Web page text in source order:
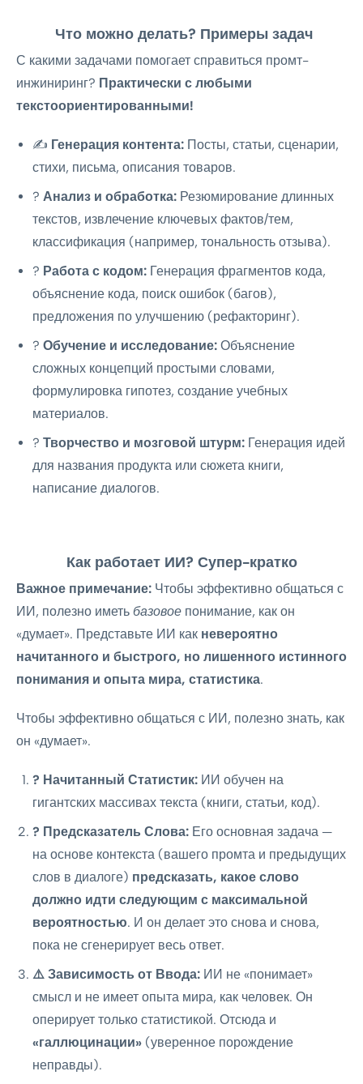
Что можно делать? Примеры задач
С какими задачами помогает справиться промт-
инжиниринг? Практически с любыми
текстоориентированными!
✍️ Генерация контента: Посты, статьи, сценарии,
стихи, письма, описания товаров.
? Анализ и обработка: Резюмирование длинных
текстов, извлечение ключевых фактов/тем,
классификация (например, тональность отзыва).
? Работа с кодом: Генерация фрагментов кода,
объяснение кода, поиск ошибок (багов),
предложения по улучшению (рефакторинг).
? Обучение и исследование: Объяснение
сложных концепций простыми словами,
формулировка гипотез, создание учебных
материалов.
? Творчество и мозговой штурм: Генерация идей
для названия продукта или сюжета книги,
написание диалогов.
Как работает ИИ? Супер-кратко
Важное примечание: Чтобы эффективно общаться с
ИИ, полезно иметь базовое понимание, как он
«думает». Представьте ИИ как невероятно
начитанного и быстрого, но лишенного истинного
понимания и опыта мира, статистика.
Чтобы эффективно общаться с ИИ, полезно знать, как
он «думает».
? Начитанный Статистик: ИИ обучен на
гигантских массивах текста (книги, статьи, код).
? Предсказатель Слова: Его основная задача —
на основе контекста (вашего промта и предыдущих
слов в диалоге) предсказать, какое слово
должно идти следующим с максимальной
вероятностью. И он делает это снова и снова,
пока не сгенерирует весь ответ.
⚠️ Зависимость от Ввода: ИИ не «понимает»
смысл и не имеет опыта мира, как человек. Он
оперирует только статистикой. Отсюда и
«галлюцинации» (уверенное порождение
неправды).